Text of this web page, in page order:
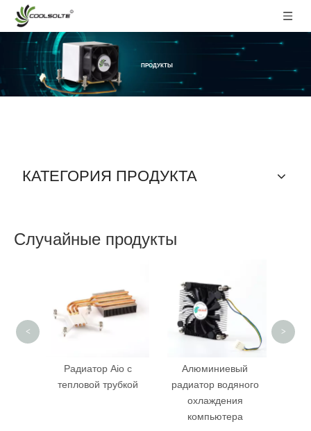
ПРОДУКТЫ
КАТЕГОРИЯ ПРОДУКТА
Случайные продукты
Радиатор Aio с
тепловой трубкой
Алюминиевый
радиатор водяного
охлаждения
компьютера
< >